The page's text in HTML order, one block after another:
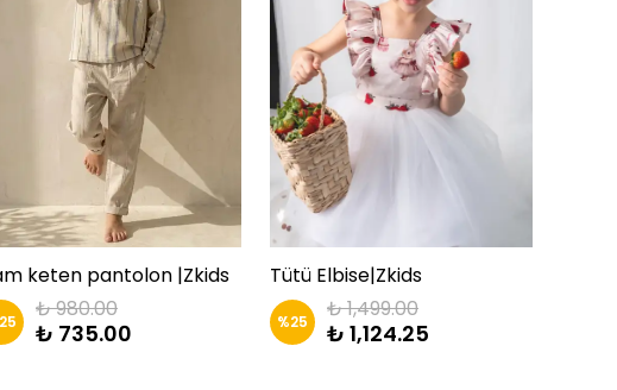
keten pantolon |Zkids
25 ₺ 980.00
₺ 735.00
Tütü Elbise|Zkids
%25 ₺ 1,499.00
₺ 1,124.25